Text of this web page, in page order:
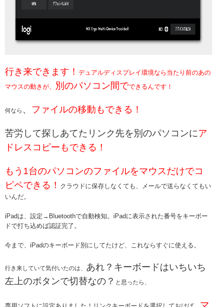
行き来できます！ デュアルディスプレイ環境なら当たり前のあの
マウスの動きが、
別のパソコン間でできるんです！
何なら 、 ファイルの移動もできる！
苦労して探しあてたリンク先を別のパソコンにア
ドレスコピーもできる！
もう1台のパソコンのファイルをマウスだけでコ
ピペできる！ クラウドに保存しなくても、メールで送らなくてもい
いんだ。
iPadは、設定→Bluetoothで自動検知。iPadに表示された番号をキーボー
ドで打ち込めば認証完了。
今まで、iPadのキーボード別にしてたけど、これならすぐに使える。
行き来していて気付いたのは、 あれ？キーボードはいちいち
左上のボタンで切替なの？ と思ったら、
マ